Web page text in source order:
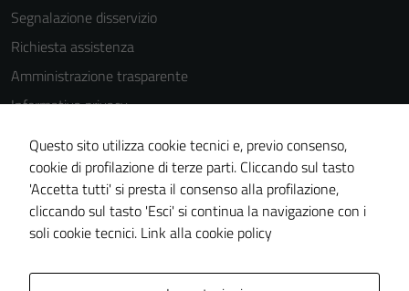
Segnalazione disservizio
Richiesta assistenza
Amministrazione trasparente
Informativa privacy
Cookie Policy
Note legali
Dichiarazione di accessibilità
Piano di miglioramento del sito
Questo sito utilizza cookie tecnici e, previo consenso,
cookie di profilazione di terze parti. Cliccando sul tasto
'Accetta tutti' si presta il consenso alla profilazione,
cliccando sul tasto 'Esci' si continua la navigazione con i
soli cookie tecnici. Link alla cookie policy
possono
disabilitati.
Questi cookie
non raccolgono
informazioni
personali.